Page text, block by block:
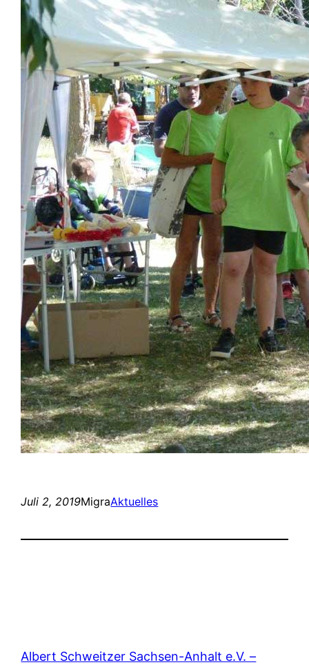
Juli 2, 2019MigraAktuelles
Albert Schweitzer Sachsen-Anhalt e.V. –